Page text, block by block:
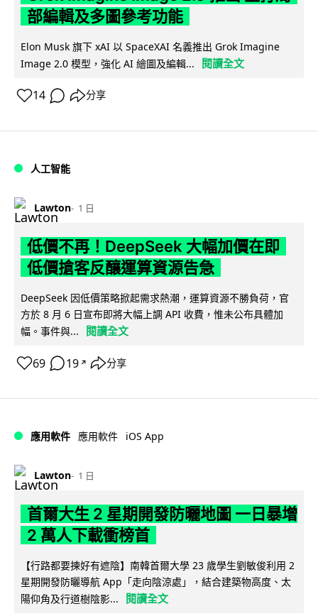
部編輯及多圖參考功能
Elon Musk 旗下 xAI 以 SpaceXAI 名義推出 Grok Imagine
Image 2.0 模型，強化 AI 繪圖及編輯...
閱讀全文
14 分享
人工智能
Lawton 1 日
低價不再！DeepSeek 大幅加價在即
低價搶客反釀運算資源告急
DeepSeek 因低價策略掀起需求熱潮，運算資源不勝負荷，官
方於 8 月 6 日宣布即將大幅上調 API 收費，惟未公布具體加
幅。事件與...
閱讀全文
69 19 ↗ 分享
應用軟件 應用軟件 iOS App
Lawton 1 日
首爾大生 2 星期開發防曬地圖 一日暴增
2 萬人下載衝榜首
【行路都要揀好有遮陰】南韓首爾大學 23 歲學生劉敏俊利用 2
星期開發防曬導航 App「走向陰涼處」，結合建築物高度、太
陽仰角及行道樹陰影...
閱讀全文